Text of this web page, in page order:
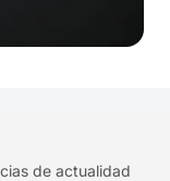
de actualidad